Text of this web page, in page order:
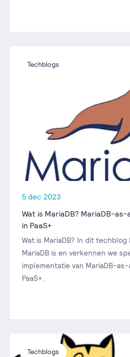
Techblogs
5 dec 2023
Wat is MariaDB? MariaDB-
in PaaS+
Wat is MariaDB? In dit
MariaDB is en verkennen we
implementatie van MariaDB-
PaaS+.
Techblogs